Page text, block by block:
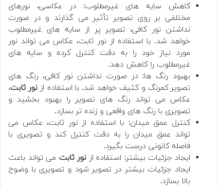
کاهش سایه های غیرمطلوب: در عکاسی، نورهای
مختلفی بر روی تصویر تأثیر می گذارند و در صورت
نداشتن نور کافی، تصویر پر از سایه های غیرمطلوب
خواهد شد. با استفاده از نور ثابت، عکاس می تواند نور
مورد نیاز خود را به دقت کنترل کرده و سایه های
غیرمطلوب را کاهش دهد.
بهبود رنگ ها: در صورت نداشتن نور کافی، رنگ های
تصویر کمرنگ و کثیف خواهد شد. با استفاده از نور ثابت،
عکاس می تواند رنگ های تصویر را بهبود بخشید و
تصویری با رنگ های واقعی و زنده تر بسازد.
کنترل عمق میدان: با استفاده از نور ثابت، عکاس می
تواند عمق میدان را به دقت کنترل کند و تصویری با
فاصله کانونی درست بگیرد.
ایجاد جزئیات بیشتر: استفاده از نور ثابت می تواند باعث
ایجاد جزئیات بیشتر در تصویر شود و تصویری با وضوح
بالا بسازد.